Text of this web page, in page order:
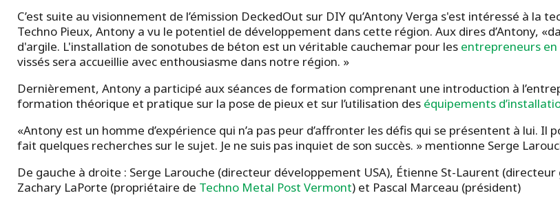
C’est suite au visionnement de l’émission DeckedOut sur DIY qu’Antony Verga s'est intéressé à la
Techno Pieux, Antony a vu le potentiel de développement dans cette région. Aux dires d’Antony,
d'argile. L'installation de sonotubes de béton est un véritable cauchemar pour les entrepreneurs
vissés sera accueillie avec enthousiasme dans notre région. »
Dernièrement, Antony a participé aux séances de formation comprenant une introduction à
formation théorique et pratique sur la pose de pieux et sur l’utilisation des équipements
«Antony est un homme d’expérience qui n’a pas peur d’affronter les défis qui se présentent à lui.
fait quelques recherches sur le sujet. Je ne suis pas inquiet de son succès. » mentionne Serge
De gauche à droite : Serge Larouche (directeur développement USA), Étienne St-Laurent
Zachary LaPorte (propriétaire de Techno Metal Post Vermont) et Pascal Marceau (président)